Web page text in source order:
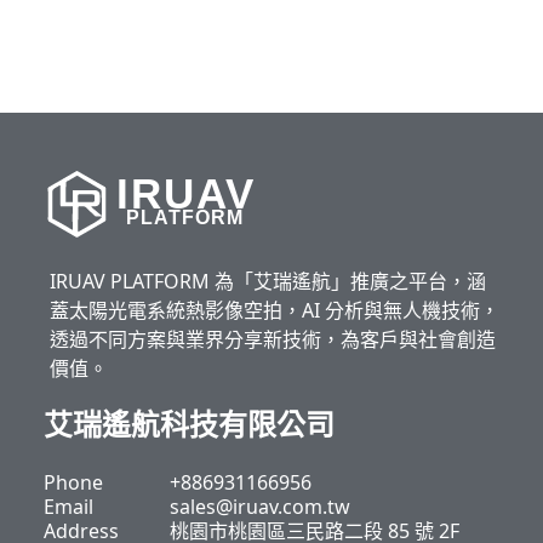
IRUAV
PLATFORM
IRUAV PLATFORM 為「艾瑞遙航」推廣之平台，涵
蓋太陽光電系統熱影像空拍，AI 分析與無人機技術，
透過不同方案與業界分享新技術，為客戶與社會創造
價值。
艾瑞遙航科技有限公司
Phone
+886931166956
Email
sales@iruav.com.tw
Address
桃園市桃園區三民路二段 85 號 2F